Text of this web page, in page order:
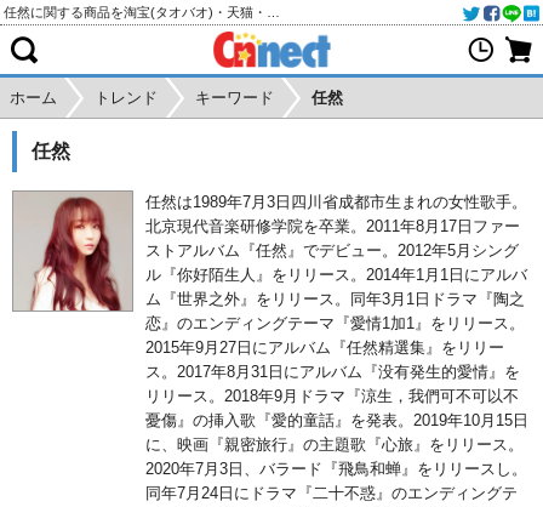
ホーム トレンド キーワード 任然
任然
任然は1989年7月3日四川省成都市生まれの女性歌手。
北京現代音楽研修学院を卒業。2011年8月17日ファー
ストアルバム『任然』でデビュー。2012年5月シング
ル『你好陌生人』をリリース。2014年1月1日にアルバ
ム『世界之外』をリリース。同年3月1日ドラマ『陶之
恋』のエンディングテーマ『愛情1加1』をリリース。
2015年9月27日にアルバム『任然精選集』をリリー
ス。2017年8月31日にアルバム『没有発生的愛情』を
リリース。2018年9月ドラマ『涼生，我們可不可以不
憂傷』の挿入歌『愛的童話』を発表。2019年10月15日
に、映画『親密旅行』の主題歌『心旅』をリリース。
2020年7月3日、バラード『飛鳥和蝉』をリリースし。
同年7月24日にドラマ『二十不惑』のエンディングテ